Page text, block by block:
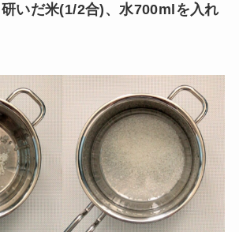
いだ米(1/2合)、水700mlを入れ